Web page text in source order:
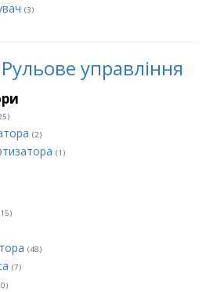
(3)
Рульове управління
(2)
(1)
(48)
(7)